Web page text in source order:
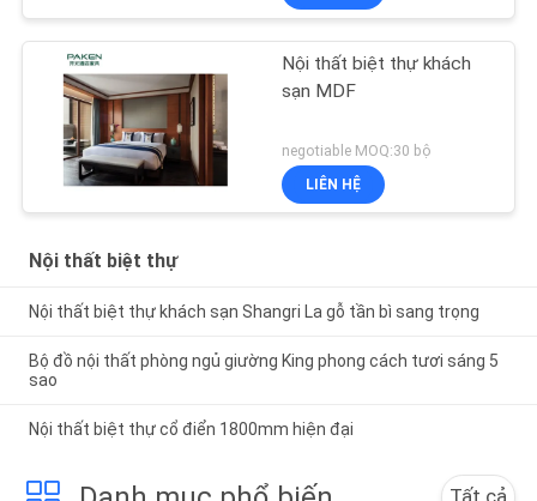
Nội thất biệt thự khách
sạn MDF
negotiable MOQ:30 bộ
LIÊN HỆ
Nội thất biệt thự
Nội thất biệt thự khách sạn Shangri La gỗ tần bì sang trọng
Bộ đồ nội thất phòng ngủ giường King phong cách tươi sáng 5
sao
Nội thất biệt thự cổ điển 1800mm hiện đại
Tất cả